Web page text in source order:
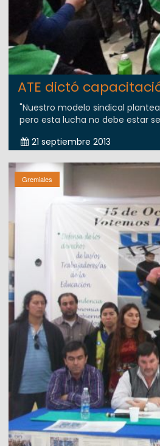
ATE dictó
"Nuestro modelo sindical
pero esta lucha no debe estar
21 septiembre 2013
Gremiales